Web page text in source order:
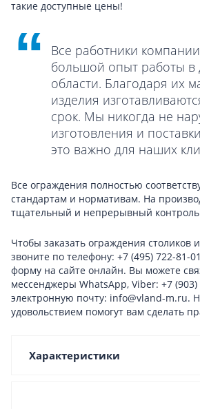
такие доступные цены!
Все работники
большой опыт работы в
области. Благодаря их
изделия
срок. Мы никогда не
изготовления и
это важно для наших
Все ограждения полностью
стандартам и нормативам. На
тщательный и непрерывный контроль
Чтобы заказать ограждения столиков
звоните по телефону: +7 (495) 722-81-
форму на сайте онлайн. Вы можете
мессенджеры WhatsApp, Viber: +7
электронную почту: info@vland-m.ru.
удовольствием помогут вам сделать
Характеристики